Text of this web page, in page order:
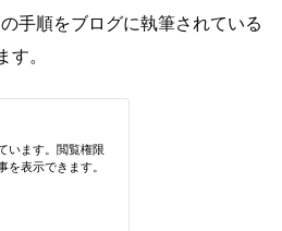
手順をブログに執筆されている
。